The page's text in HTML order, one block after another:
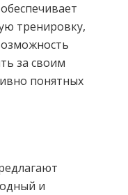
тренировку,
за своим
понятных
и